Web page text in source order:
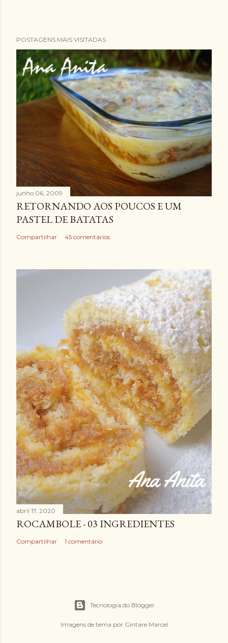
POSTAGENS MAIS VISITADAS
junho 06, 2009
RETORNANDO AOS POUCOS E UM
PASTEL DE BATATAS
Compartilhar 45 comentários
abril 17, 2020
ROCAMBOLE - 03 INGREDIENTES
Compartilhar 1 comentário
Tecnologia do Blogger
Imagens de tema por Gintare Marcel